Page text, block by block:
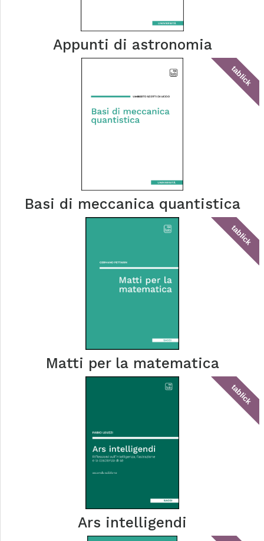
Appunti di astronomia
tablick
Basi di meccanica quantistica
tablick
Matti per la matematica
tablick
Ars intelligendi